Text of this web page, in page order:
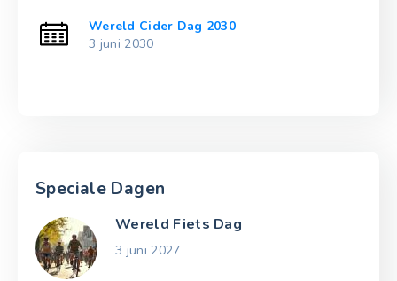
Wereld Cider Dag 2030
3 juni 2030
Speciale Dagen
Wereld Fiets Dag
3 juni 2027